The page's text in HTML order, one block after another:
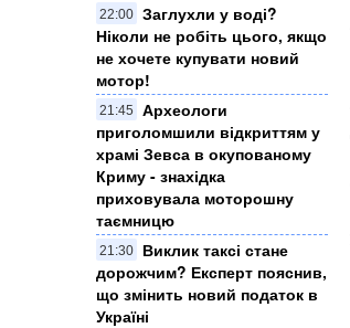
22:00 Заглухли у воді?
Ніколи не робіть цього, якщо
не хочете купувати новий
мотор!
21:45
Археологи
приголомшили відкриттям у
храмі Зевса в окупованому
Криму - знахідка
приховувала моторошну
таємницю
21:30
Виклик таксі стане
дорожчим? Експерт пояснив,
що змінить новий податок в
Україні